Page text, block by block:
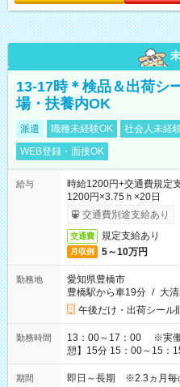
13-17時＊検品＆出荷シ
場・扶養内OK
派遣 職種未経験OK 社会人未経
WEB登録・面接OK
給与
時給1200円+交通費規
1200円×3.75ｈ×20日
交通費別途支給あり
交通費 規定支給あり
月収例 5～10万円
勤務地
愛知県豊橋市
豊橋駅から車19分 / 大
午後だけ・出荷シール
勤務時間
13：00～17：00 ※実働3.75時間 ◆16時ま
憩】15分 15：00～15：
期間 即日～長期 ※2.3ヵ月毎